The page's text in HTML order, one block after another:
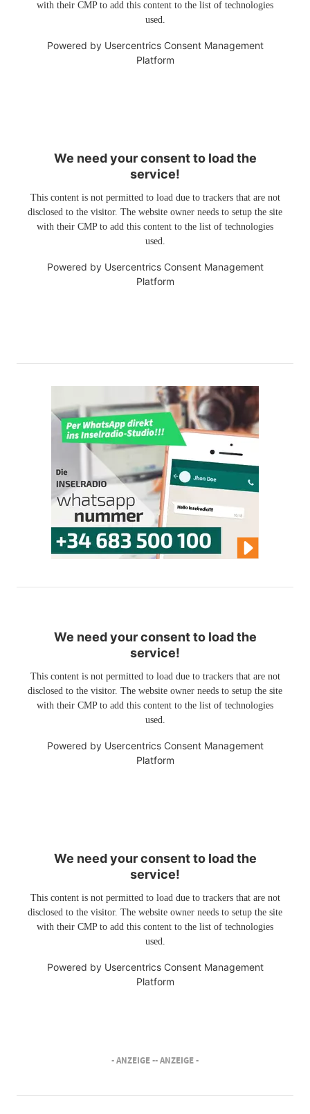
with their CMP to add this content to the list of technologies
used.
Powered by Usercentrics Consent Management
Platform
We need your consent to load the
service!
This content is not permitted to load due to trackers that are not
disclosed to the visitor. The website owner needs to setup the site
with their CMP to add this content to the list of technologies
used.
Powered by Usercentrics Consent Management
Platform
We need your consent to load the
service!
This content is not permitted to load due to trackers that are not
disclosed to the visitor. The website owner needs to setup the site
with their CMP to add this content to the list of technologies
used.
Powered by Usercentrics Consent Management
Platform
We need your consent to load the
service!
This content is not permitted to load due to trackers that are not
disclosed to the visitor. The website owner needs to setup the site
with their CMP to add this content to the list of technologies
used.
Powered by Usercentrics Consent Management
Platform
- ANZEIGE -- ANZEIGE -